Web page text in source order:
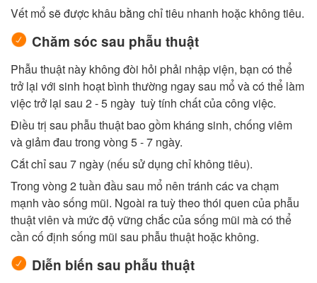
Vết mổ sẽ được khâu bằng chỉ tiêu nhanh hoặc không tiêu.
Chăm sóc sau phẫu thuật
Phẫu thuật này không đòi hỏi phải nhập viện, bạn có thể
trở lại với sinh hoạt bình thường ngay sau mổ và có thể làm
việc trở lại sau 2 - 5 ngày tuỳ tính chất của công việc.
Điều trị sau phẫu thuật bao gồm kháng sinh, chống viêm
và giảm đau trong vòng 5 - 7 ngày.
Cắt chỉ sau 7 ngày (nếu sử dụng chỉ không tiêu).
Trong vòng 2 tuần đầu sau mổ nên tránh các va chạm
mạnh vào sống mũi. Ngoài ra tuỳ theo thói quen của phẫu
thuật viên và mức độ vững chắc của sống mũi mà có thể
cần cố định sống mũi sau phẫu thuật hoặc không.
Diễn biến sau phẫu thuật